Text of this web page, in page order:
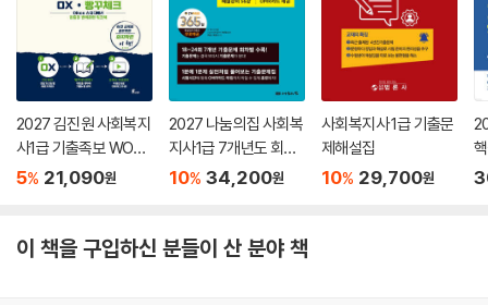
2027 김진원 사회복지
사1급 기출족보 WORK
BOOK OX·빵꾸체크
5% 21,090원
2027 나눔의집 사회복
지사1급 7개년도 회차
별 기출문제집
10% 34,200원
사회복지사 1급 기출문
제해설집
10% 29,700원
이 책을 구입하신 분들이 산 분야 책